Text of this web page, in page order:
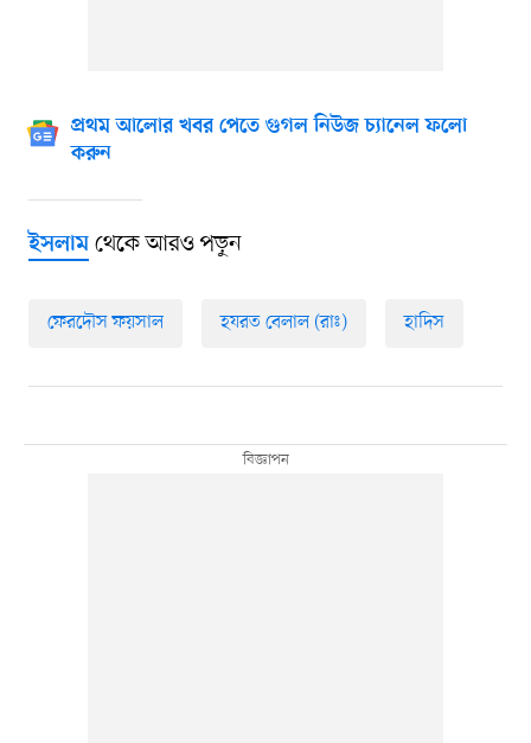
প্রথম আলোর খবর পেতে গুগল নিউজ চ্যানেল ফলো
করুন
ইসলামথেকে আরও পড়ুন
ফেরদৌস ফয়সাল হযরত বেলাল (রাঃ) হাদিস